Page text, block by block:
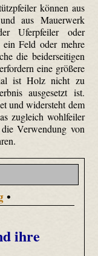
können aus
aus Mauerwerk
Uferpfeiler oder
Feld oder mehre
die beiderseitigen
eine größere
ist Holz nicht zu
ausgesetzt ist.
und widersteht dem
zugleich wohlfeiler
Verwendung von
•
ihre